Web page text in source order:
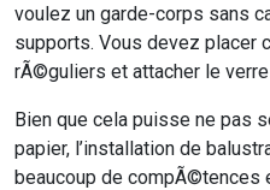
voulez un garde-corps sans
supports. Vous devez placer
rÃ©guliers et attacher le
Bien que cela puisse ne pas
papier, l’installation de
beaucoup de compÃ©tences